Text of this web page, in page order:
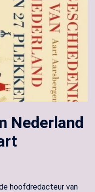
Nederland
hoofdredacteur van